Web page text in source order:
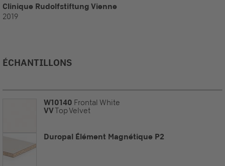
Clinique Rudolfstiftung Vienne
2019
ÉCHANTILLONS
W10140 Frontal White
VVTop Velvet
Duropal Élément Magnétique P2